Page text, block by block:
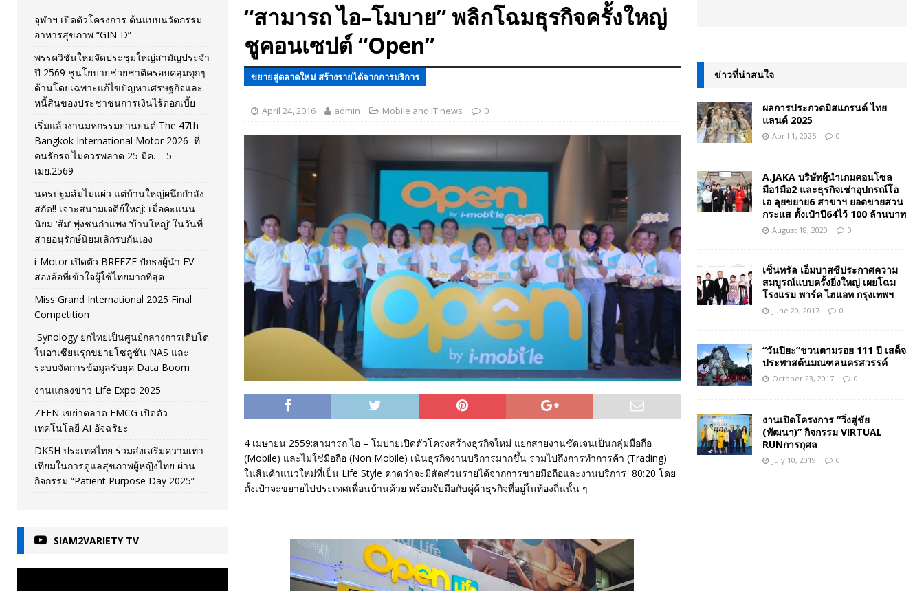
[ February 10, 2026 ] นครปฐมส้มไม่แผ่ว แต่บ้านใหญ่ผนึกกำลัง สกัด!! เจาะสนามเจดีย์ใหญ่: เมื่อคะแนนนิยม ‘ส้ม’ พุ่งชนกำแพง ‘บ้านใหญ่’ ใน
วันที่สายอนุรักษ์นิยมเลิกรบกันเอง
PR NEWS
[ November 26, 2025 ] i-Motor เปิดตัว BREEZE ปักธงผู้นำ EV สองล้อที่เข้าใจผู้ใช้ไทยมากที่สุด
AUTO NEWS
[ April 30, 2026 ] จุฬาฯ เปิดตัวโครงการ ต้นแบบนวัตกรรมอาหารสุขภาพ “GIN-D” EVENT SOCIAL LIFE
“สามารถ ไอ–โมบาย” พลิกโฉมธุรกิจครั้งใหญ่
ชูคอนเซปต์ “Open”
ขยายสู่ตลาดใหม่ สร้างรายได้จากการบริการ
April 24, 2016 admin Mobile and IT news 0
4 เมษายน 2559:สามารถ ไอ – โมบายเปิดตัวโครงสร้างธุรกิจใหม่ แยกสายงานชัดเจนเป็นกลุ่มมือถือ
(Mobile) และไม่ใช่มือถือ (Non Mobile) เน้นธุรกิจงานบริการมากขึ้น รวมไปถึงการทำการค้า (Trading)
ในสินค้าแนวใหม่ที่เป็น Life Style คาดว่าจะมีสัดส่วนรายได้จากการขายมือถือและงานบริการ 80:20 โดย
ตั้งเป้าจะขยายไปประเทศเพื่อนบ้านด้วย พร้อมจับมือกับคู่ค้าธุรกิจที่อยู่ในท้องถิ่นนั้น ๆ
จุฬาฯ เปิดตัวโครงการ ต้นแบบนวัตกรรม
อาหารสุขภาพ “GIN-D”
พรรควิชั่นใหม่จัดประชุมใหญ่สามัญประจำ
ปี 2569 ชูนโยบายช่วยชาติครอบคลุมทุกๆ
ด้านโดยเฉพาะแก้ไขปัญหาเศรษฐกิจและ
หนี้สินของประชาชนการเงินไร้ดอกเบี้ย
เริ่มแล้วงานมหกรรมยานยนต์ The 47th
Bangkok International Motor 2026 ที่
คนรักรถ ไม่ควรพลาด 25 มีค. – 5
เมย.2569
นครปฐมส้มไม่แผ่ว แต่บ้านใหญ่ผนึกกำลัง
สกัด!! เจาะสนามเจดีย์ใหญ่: เมื่อคะแนน
นิยม ‘ส้ม’ พุ่งชนกำแพง ‘บ้านใหญ่’ ในวันที่
สายอนุรักษ์นิยมเลิกรบกันเอง
i-Motor เปิดตัว BREEZE ปักธงผู้นำ EV
สองล้อที่เข้าใจผู้ใช้ไทยมากที่สุด
Miss Grand International 2025 Final
Competition
Synology ยกไทยเป็นศูนย์กลางการเติบโต
ในอาเซียนรุกขยายโซลูชัน NAS และ
ระบบจัดการข้อมูลรับยุค Data Boom
งานแถลงข่าว Life Expo 2025
ZEEN เขย่าตลาด FMCG เปิดตัว
เทคโนโลยี AI อัจฉริยะ
DKSH ประเทศไทย ร่วมส่งเสริมความเท่า
เทียมในการดูแลสุขภาพผู้หญิงไทย ผ่าน
กิจกรรม “Patient Purpose Day 2025”
SIAM2VARIETY TV
ข่าวที่น่าสนใจ
ผลการประกวดมิสแกรนด์ ไทย
แลนด์ 2025
April 1, 2025 0
A.JAKA บริษัทผู้นำเกมคอนโซล
มือ1มือ2 และธุรกิจเช่าอุปกรณ์โอ
เอ ลุยขยาย6 สาขาฯ ยอดขายสวน
กระแส ตั้งเป้าปี64ไว้ 100 ล้านบาท
August 18, 2020 0
เซ็นทรัล เอ็มบาสซีประกาศความ
สมบูรณ์แบบครั้งยิ่งใหญ่ เผยโฉม
โรงแรม พาร์ค ไฮแอท กรุงเทพฯ
June 20, 2017 0
“วันปิยะ”ชวนตามรอย 111 ปี เสด็จ
ประพาสต้นมณฑลนครสวรรค์
October 23, 2017 0
งานเปิดโครงการ “วิ่งสู่ชัย
(พัฒนา)” กิจกรรม VIRTUAL
RUNการกุศล
July 10, 2019 0